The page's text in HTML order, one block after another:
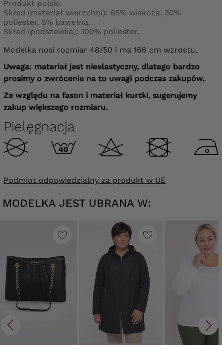
Produkt polski.
Skład (materiał wierzchni): 65% wiskoza, 30%
poliester, 5% bawełna.
Skład (podszewka): 100% poliester.
Modelka nosi rozmiar 48/50 i ma 166 cm wzrostu.
Uwaga: materiał jest nieelastyczny, dlatego bardzo
prosimy o zwrócenie na to uwagi podczas zakupów.
Ze względu na fason i materiał kurtki, sugerujemy
zakup większego rozmiaru.
Pielęgnacja
Podmiot odpowiedzialny za produkt w UE
MODELKA JEST UBRANA W: